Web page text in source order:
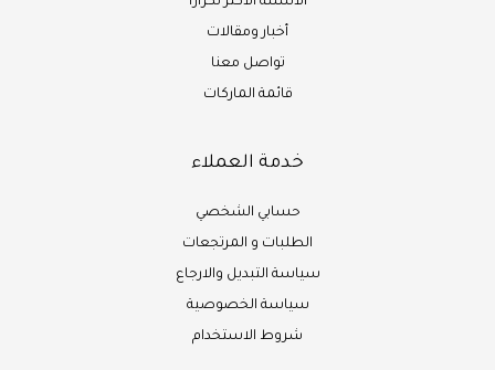
أخبار ومقالات
تواصل معنا
قائمة الماركات
خدمة العملاء
حسابي الشخصي
الطلبات و المرتجعات
سياسة التبديل والارجاع
سياسة الخصوصية
شروط الاستخدام